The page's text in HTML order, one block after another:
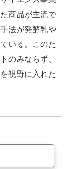
商品が主流で
法が発酵乳や
いる。このた
のみならず、
視野に入れた